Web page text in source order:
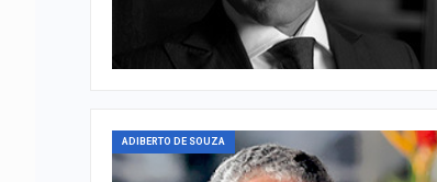
ADIBERTO DE SOUZA